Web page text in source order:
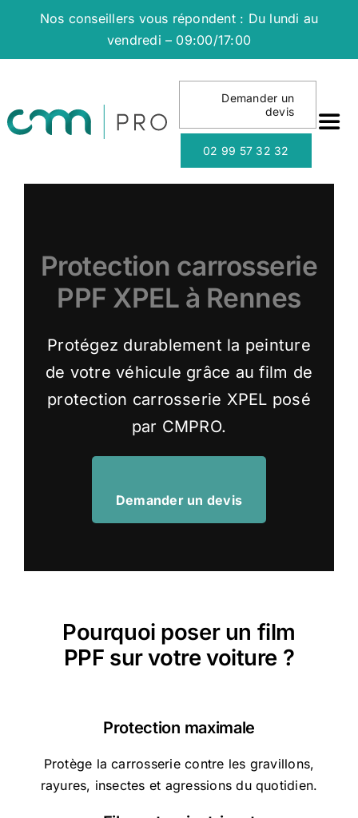
Nos conseillers vous répondent : Du lundi au
vendredi – 09:00/17:00
Demander un
devis
02 99 57 32 32
Protection carrosserie
PPF XPEL à Rennes
Protégez durablement la peinture
de votre véhicule grâce au film de
protection carrosserie XPEL posé
par CMPRO.
Demander un devis
Pourquoi poser un film
PPF sur votre voiture ?
Protection maximale
Protège la carrosserie contre les gravillons,
rayures, insectes et agressions du quotidien.